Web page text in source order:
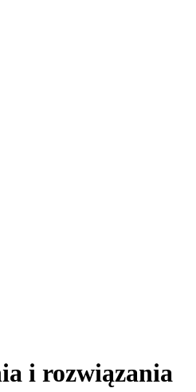
i rozwiązania